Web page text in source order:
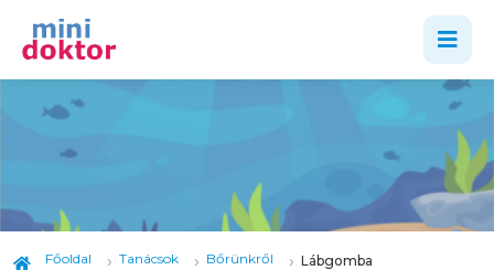
Főoldal Tanácsok Bőrünkről Lábgomba